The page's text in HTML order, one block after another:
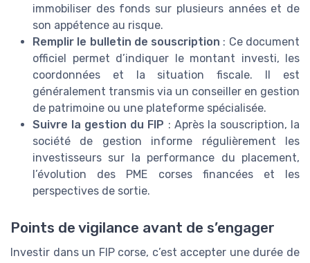
immobiliser des fonds sur plusieurs années et de
son appétence au risque.
Remplir le bulletin de souscription : Ce document
officiel permet d’indiquer le montant investi, les
coordonnées et la situation fiscale. Il est
généralement transmis via un conseiller en gestion
de patrimoine ou une plateforme spécialisée.
Suivre la gestion du FIP : Après la souscription, la
société de gestion informe régulièrement les
investisseurs sur la performance du placement,
l’évolution des PME corses financées et les
perspectives de sortie.
Points de vigilance avant de s’engager
Investir dans un FIP corse, c’est accepter une durée de